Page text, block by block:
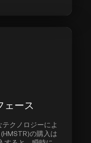
ェース
クノロジーによ
の購入は